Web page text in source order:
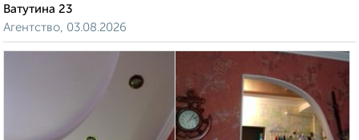
Ватутина 23
Агентство, 03.08.2026